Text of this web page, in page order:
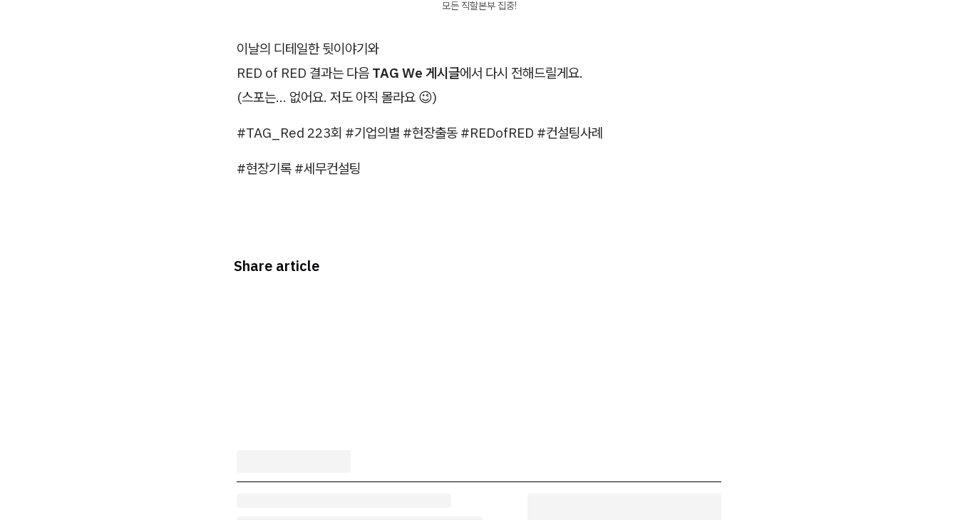
모든 직할본부 집중!
이날의 디테일한 뒷이야기와
RED of RED 결과는 다음 TAG We 게시글에서 다시 전해드릴게요.
(스포는… 없어요. 저도 아직 몰라요 😉)
#TAG_Red 223회 #기업의별 #현장출동 #REDofRED #컨설팅사례
#현장기록 #세무컨설팅
Share article